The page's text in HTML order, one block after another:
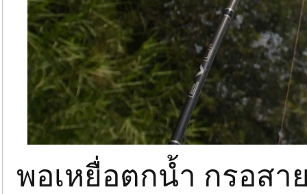
พอเหยื่อตกน้ำ กรอสา